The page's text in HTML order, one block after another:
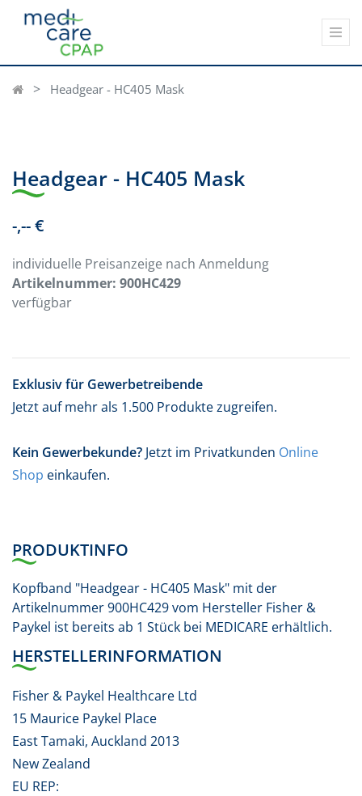
Headgear - HC405 Mask
Headgear - HC405 Mask
-,-- €
individuelle Preisanzeige nach Anmeldung
Artikelnummer: 900HC429
verfügbar
Exklusiv für Gewerbetreibende
Jetzt auf mehr als 1.500 Produkte zugreifen.
Kein Gewerbekunde? Jetzt im Privatkunden Online
Shop einkaufen.
PRODUKTINFO
Kopfband "Headgear - HC405 Mask" mit der
Artikelnummer 900HC429 vom Hersteller Fisher &
Paykel ist bereits ab 1 Stück bei MEDICARE erhältlich.
HERSTELLERINFORMATION
Fisher & Paykel Healthcare Ltd
15 Maurice Paykel Place
East Tamaki, Auckland 2013
New Zealand
EU REP: